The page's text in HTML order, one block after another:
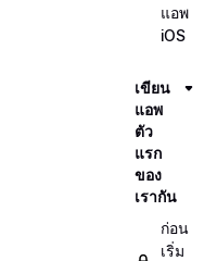
แอพ
iOS
เขียน
แอพ
ตัว
แรก
ของ
เรากัน
ก่อน
เริ่ม